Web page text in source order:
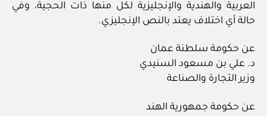
العربية والهندية والإنجليزية لكل منها ذات الحجية، وفي
حالة أي اختلاف يعتد بالنص الإنجليزي.
عن حكومة سلطنة عمان
د. علي بن مسعود السنيدي
وزير التجارة والصناعة
عن حكومة جمهورية الهند